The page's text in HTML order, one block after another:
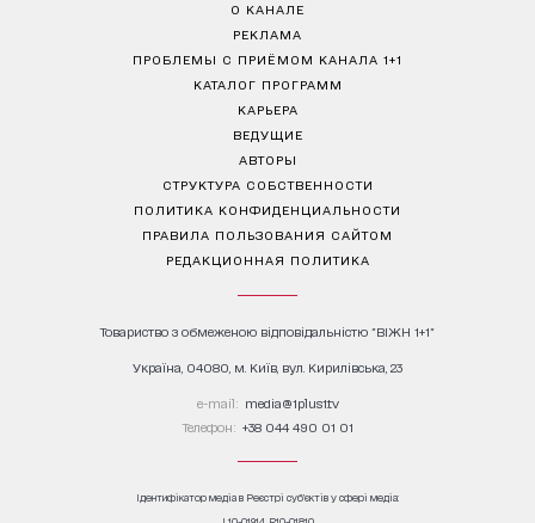
О КАНАЛЕ
РЕКЛАМА
ПРОБЛЕМЫ С ПРИЁМОМ КАНАЛА 1+1
КАТАЛОГ ПРОГРАММ
КАРЬЕРА
ВЕДУЩИЕ
АВТОРЫ
СТРУКТУРА СОБСТВЕННОСТИ
ПОЛИТИКА КОНФИДЕНЦИАЛЬНОСТИ
ПРАВИЛА ПОЛЬЗОВАНИЯ САЙТОМ
РЕДАКЦИОННАЯ ПОЛИТИКА
Товариство з обмеженою відповідальністю "ВІЖН 1+1"
Україна, 04080, м. Київ, вул. Кирилівська, 23
е-mail: media@1plus1.tv
Телефон: +38 044 490 01 01
Ідентифікатор медіа в Реєстрі суб’єктів у сфері медіа: